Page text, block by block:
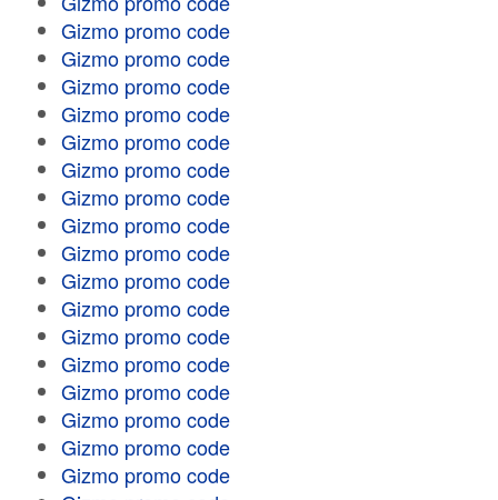
Gizmo promo code
Gizmo promo code
Gizmo promo code
Gizmo promo code
Gizmo promo code
Gizmo promo code
Gizmo promo code
Gizmo promo code
Gizmo promo code
Gizmo promo code
Gizmo promo code
Gizmo promo code
Gizmo promo code
Gizmo promo code
Gizmo promo code
Gizmo promo code
Gizmo promo code